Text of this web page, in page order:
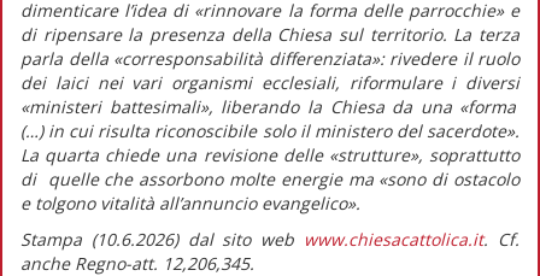
dimenticare l’idea di«rinnovare la forma delle parrocchie» e
di ripensare la presenza della Chiesa sul territorio. La terza
parla della«corresponsabilità differenziata»: rivedere il ruolo
dei laici nei vari organismi ecclesiali, riformulare i diversi
«ministeri battesimali», liberando la Chiesa da una«forma
(…) in cui risulta riconoscibile solo il ministero del sacerdote».
La quarta chiede una revisione delle «strutture», soprattutto
di quelle che assorbono molte energie ma«sono di ostacolo
e tolgono vitalità all’annuncio evangelico».
Stampa (10.6.2026) dal sito web www.chiesacattolica.it. Cf.
anche Regno-att. 12,206,345.